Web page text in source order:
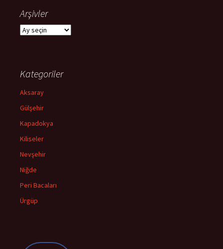
Arşivler
Arşivler
Kategoriler
Aksaray
Gülşehir
Kapadokya
Kiliseler
Nevşehir
Niğde
Peri Bacaları
Ürgüp